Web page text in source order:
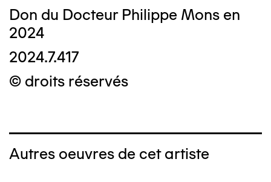
Don du Docteur Philippe Mons en
2024
2024.7.417
© droits réservés
Autres oeuvres de cet artiste